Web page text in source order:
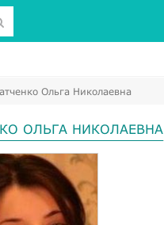
Ольга Николаевна
ОЛЬГА НИКОЛАЕВНА